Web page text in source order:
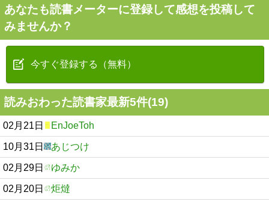
あなたも読書メーターに登録して感想を投稿して
みませんか？
今すぐ登録する（無料）
読みおわった読書家最新5件(19)
02月21日 EnJoeToh
10月31日 あじつけ
02月29日 ゆみか
02月20日 炬燵